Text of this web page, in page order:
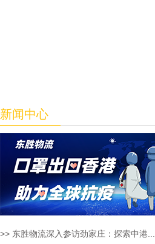
新闻中心
>> 东胜物流深入参访劲家庄：探索中港...